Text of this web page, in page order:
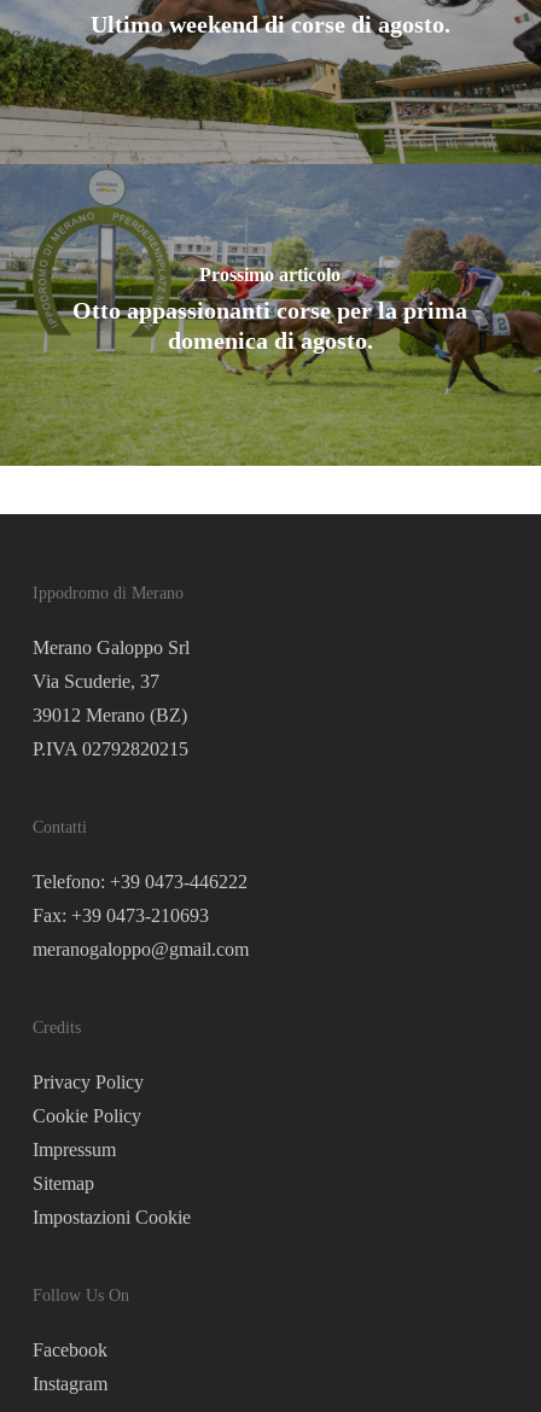
Ultimo weekend di corse di agosto.
Prossimo articolo
Otto appassionanti corse per la prima
domenica di agosto.
Ippodromo di Merano
Merano Galoppo Srl
Via Scuderie, 37
39012 Merano (BZ)
P.IVA 02792820215
Contatti
Telefono: +39 0473-446222
Fax: +39 0473-210693
meranogaloppo@gmail.com
Credits
Privacy Policy
Cookie Policy
Impressum
Sitemap
Impostazioni Cookie
Follow Us On
Facebook
Instagram